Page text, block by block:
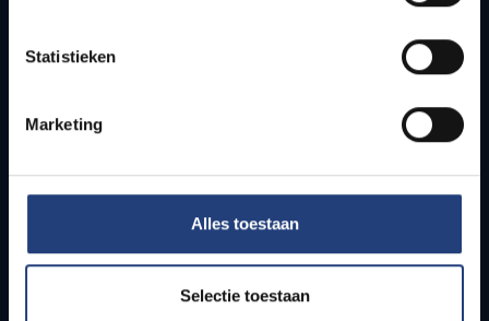
Statistieken
Marketing
Alles toestaan
Selectie toestaan
Research groups
Staff
Teachers and secondary schools